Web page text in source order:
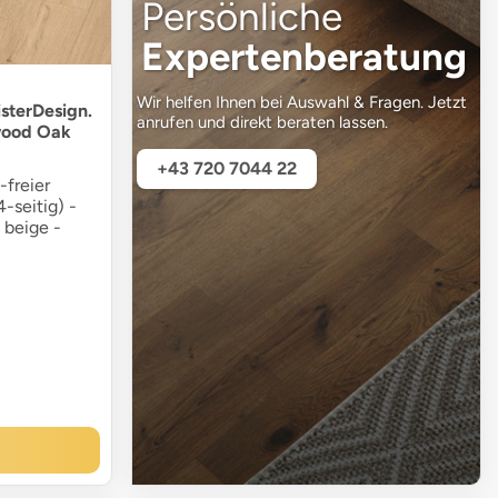
Oak
freier
seitig) -
beige -
Persönliche
Expertenberatung
Wir helfen Ihnen bei Auswahl & Fragen. Jetzt
anrufen und direkt beraten lassen.
+43 720 7044 22